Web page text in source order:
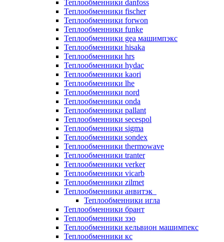
Теплообменники danfoss
Теплообменники fischer
Теплообменники forwon
Теплообменники funke
Теплообменники gea машимпэкс
Теплообменники hisaka
Теплообменники hrs
Теплообменники hydac
Теплообменники kaori
Теплообменники lhe
Теплообменники nord
Теплообменники onda
Теплообменники pallant
Теплообменники secespol
Теплообменники sigma
Теплообменники sondex
Теплообменники thermowave
Теплообменники tranter
Теплообменники verker
Теплообменники vicarb
Теплообменники zilmet
Теплообменники анвитэк
Теплообменники игла
Теплообменники брант
Теплообменники зэо
Теплообменники кельвион машимпекс
Теплообменники кс